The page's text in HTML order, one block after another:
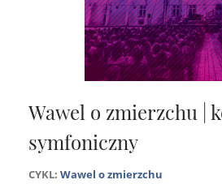
Wawel o zmierzchu |
symfoniczny
CYKL: Wawel o zmierzchu